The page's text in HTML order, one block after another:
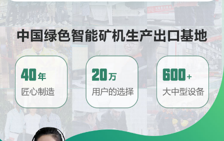
请问厂家地址在哪？
河南省郑州市高新技术开发区梧
桐街与红松路交叉口中国高端矿
机生产出口基地园区